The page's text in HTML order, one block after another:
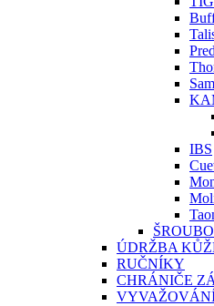
IBS
ÚDRŽBA
RUČNÍKY
CHRÁNIČE